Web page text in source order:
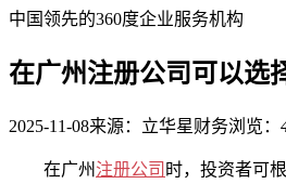
中国领先的360度企业服务机构
在广州注册公司可以选
2025-11-08来源：立华星财务浏览：
在广州 注册公司 时，投资者可